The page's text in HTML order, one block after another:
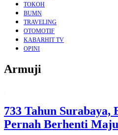
TOKOH
BUMN
TRAVELING
OTOMOTIF
KABARHIT TV
OPINI
Armuji
733 Tahun
Pernah Berhenti Maju